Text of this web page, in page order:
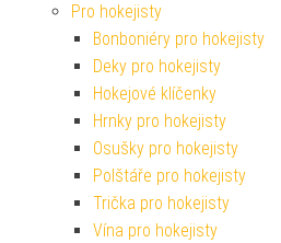
Pro hokejisty
Bonboniéry pro hokejisty
Deky pro hokejisty
Hokejové klíčenky
Hrnky pro hokejisty
Osušky pro hokejisty
Polštáře pro hokejisty
Trička pro hokejisty
Vína pro hokejisty